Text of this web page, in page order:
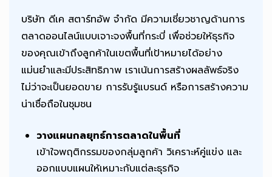
บริษัท ดีเค สตาร์ทอัพ จำกัด มีความเชี่ยวชาญด้านการ
ตลาดออนไลน์แบบเจาะจงพื้นที่กระบี่ เพื่อช่วยให้ธุรกิจ
ของคุณเข้าถึงลูกค้าในเขตพื้นที่เป้าหมายได้อย่าง
แม่นยำและมีประสิทธิภาพ เราเน้นการสร้างผลลัพธ์จริง
ไม่ว่าจะเป็นยอดขาย การรับรู้แบรนด์ หรือการสร้างความ
น่าเชื่อถือในชุมชน
วางแผนกลยุทธ์การตลาดในพื้นที่
เข้าใจพฤติกรรมของกลุ่มลูกค้า วิเคราะห์คู่แข่ง และ
ออกแบบแผนให้เหมาะกับแต่ละธุรกิจ